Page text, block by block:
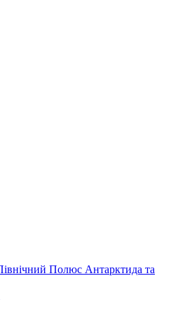
Антарктида та